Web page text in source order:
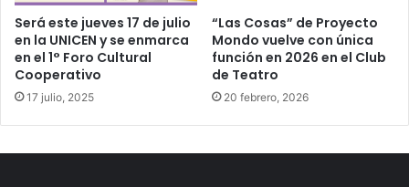
Será este jueves 17 de julio
en la UNICEN y se enmarca
en el 1° Foro Cultural
Cooperativo
17 julio, 2025
“Las Cosas” de Proyecto
Mondo vuelve con única
función en 2026 en el Club
de Teatro
20 febrero, 2026